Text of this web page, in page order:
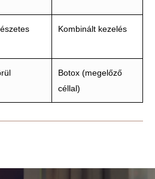
Kombinált kezelés
Botox (megelőző
céllal)